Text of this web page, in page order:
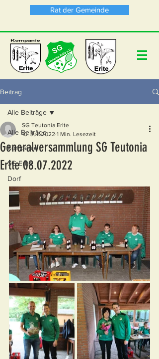
Rat der Gemeinde
Beitrag
Alle Beiträge
Kompanie
SG Erlte
Dorf
Alle Beiträge
Generalversammlung SG Teutonia
Erlte 08.07.2022
SG Teutonia Erlte
10. Juli 2022 1 Min. Lesezeit